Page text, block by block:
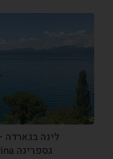
לינה
גספרינה Campeggio Gasparina